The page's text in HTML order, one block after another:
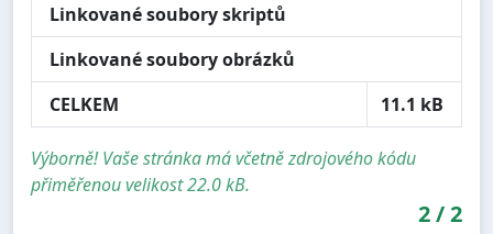
Linkované soubory skriptů
Linkované soubory obrázků
CELKEM
11.1 kB
Výborně! Vaše stránka má včetně zdrojového kódu
přiměřenou velikost 22.0 kB.
2/2